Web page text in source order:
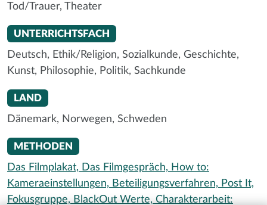
Tod/Trauer, Theater
UNTERRICHTSFACH
Deutsch, Ethik/Religion, Sozialkunde, Geschichte,
Kunst, Philosophie, Politik, Sachkunde
LAND
Dänemark, Norwegen, Schweden
METHODEN
Das Filmplakat, Das Filmgespräch, How to:
Kameraeinstellungen, Beteiligungsverfahren, Post It,
Fokusgruppe, BlackOut Werte, Charakterarbeit: